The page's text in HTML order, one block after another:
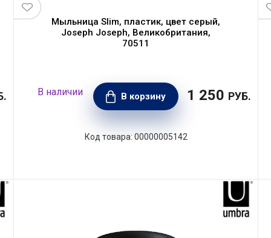
Мыльница Slim, пластик, цвет серый,
Joseph Joseph, Великобритания,
70511
В корзину 1 250 РУБ.
00000005142